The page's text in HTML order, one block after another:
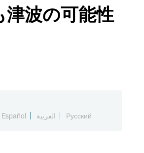
波の可能性
Español العربية Русский